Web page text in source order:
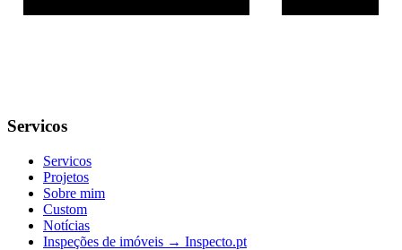
Servicos
Servicos
Projetos
Sobre mim
Custom
Notícias
Inspeções de imóveis → Inspecto.pt